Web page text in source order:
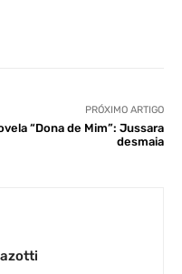
PRÓXIMO ARTIGO
“Dona de Mim”: Jussara
desmaia